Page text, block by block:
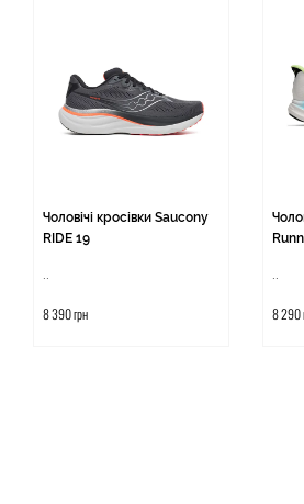
Чоловічі кросівки Saucony
RIDE 19
8 390 грн 8 290